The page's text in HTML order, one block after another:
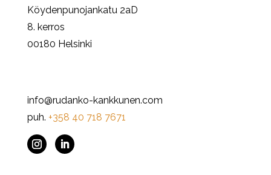
Köydenpunojankatu 2aD
8. kerros
00180 Helsinki
info@rudanko-kankkunen.com
puh. +358 40 718 7671